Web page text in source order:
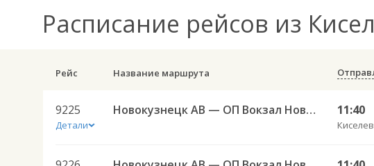
Расписание рейсов из
Рейс Название маршрута
9225
Детали
Новокузнецк АВ — ОП Вокзал Новосибирск-Главный 9225 11:40